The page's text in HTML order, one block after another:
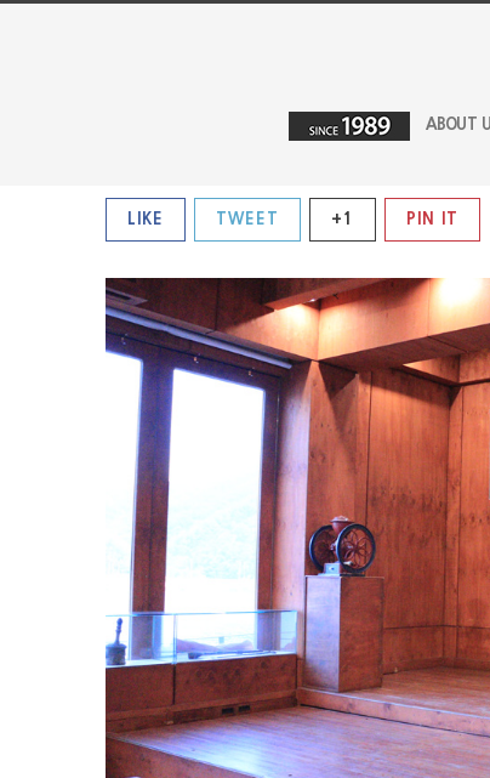
ABOUT
LIKE TWEET +1 PIN IT